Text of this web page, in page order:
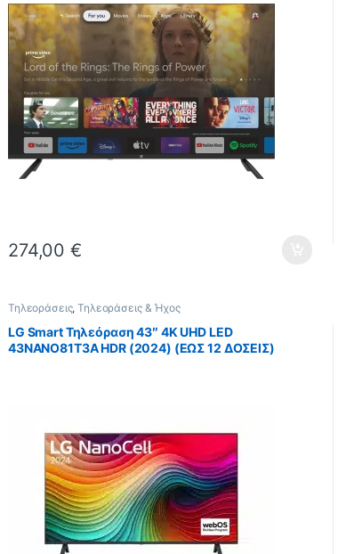
274,00€
Τηλεοράσεις,Τηλεοράσεις & Ήχος
LG Smart Τηλεόραση 43″ 4K UHD LED
43NANO81T3A HDR (2024) (ΕΩΣ 12 ΔΟΣΕΙΣ)